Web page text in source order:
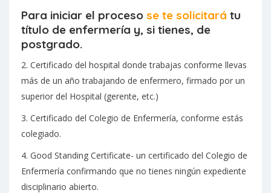
Para iniciar el proceso se te solicitará tu
título de enfermería y, si tienes, de
postgrado.
2. Certificado del hospital donde trabajas conforme llevas
más de un año trabajando de enfermero, firmado por un
superior del Hospital (gerente, etc.)
3. Certificado del Colegio de Enfermería, conforme estás
colegiado.
4. Good Standing Certificate- un certificado del Colegio de
Enfermería confirmando que no tienes ningún expediente
disciplinario abierto.